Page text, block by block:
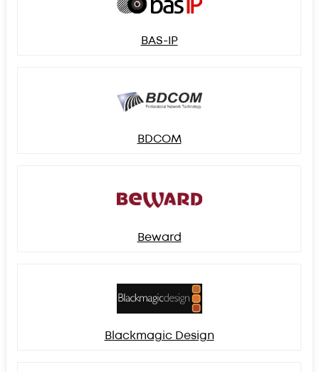
BAS-IP
BDCOM
Beward
Blackmagic Design